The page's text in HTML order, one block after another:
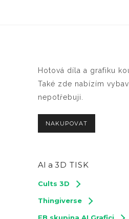
Hotová díla a grafiku
Také zde nabízím
nepotřebuji.
NAKUPOVAT
AI a 3D TISK
Cults 3D
Thingiverse